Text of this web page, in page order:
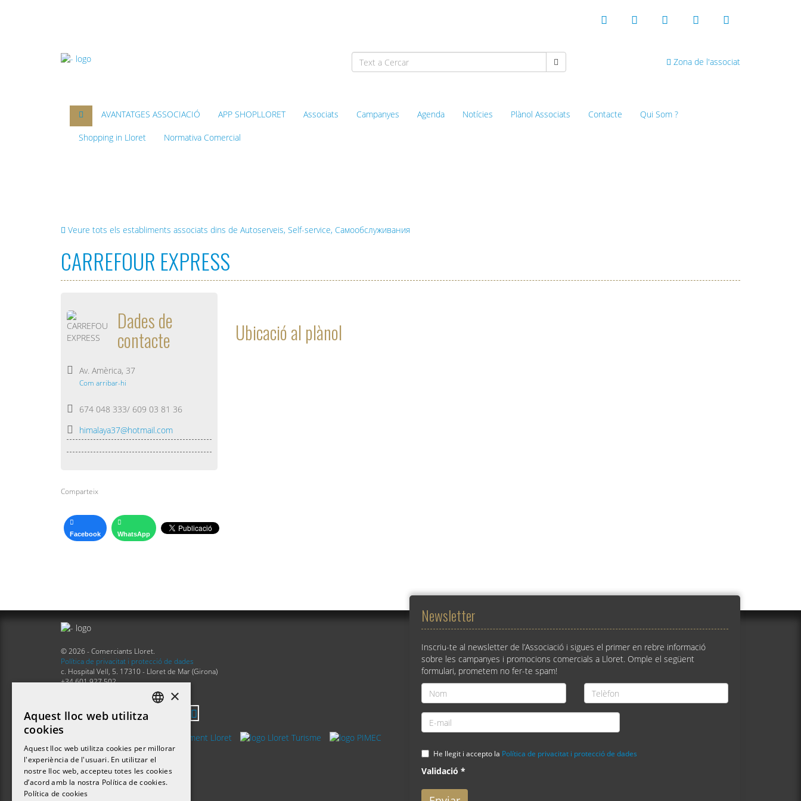
Zona de l'associat
AVANTATGES ASSOCIACIÓ APP SHOPLLORET Associats Campanyes Agenda Notícies Plànol Associats Contacte Qui Som ?
Shopping in Lloret Normativa Comercial
Veure tots els establiments associats dins de Autoserveis, Self-service, Самообслуживания
CARREFOUR EXPRESS
Dades de
contacte
Av. Amèrica, 37
Com arribar-hi
674 048 333/ 609 03 81 36
himalaya37@hotmail.com
Comparteix
Facebook WhatsApp
Ubicació al plànol
© 2026 - Comerciants Lloret.
Política de privacitat i protecció de dades
c. Hospital Vell, 5. 17310 - Lloret de Mar (Girona)
+34 601 927 502
info@comerciantslloret.com
Newsletter
Inscriu-te al newsletter de l’Associació i sigues el primer en rebre informació
sobre les campanyes i promocions comercials a Lloret. Omple el següent
formulari, prometem no fer-te spam!
Nom
*
Telèfon
*
E-
mail
He llegit i accepto la Política de privacitat i protecció de dades
Validació *
DEFAULT LANGUAGE
×
Aquest lloc web utilitza
cookies
Aquest lloc web utilitza cookies per millorar
l'experiència de l'usuari. En utilitzar el
nostre lloc web, accepteu totes les cookies
d’acord amb la nostra Política de cookies.
Política de cookies